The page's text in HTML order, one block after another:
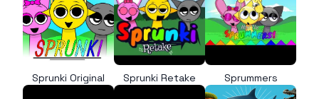
Sprunki Original Sprunki Retake Sprummers